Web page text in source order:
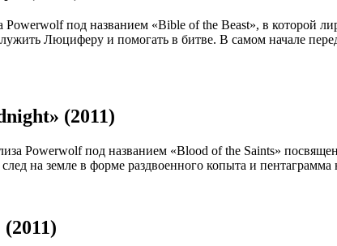
Powerwolf под названием «Bible of the Beast», в которой
Люциферу и помогать в битве. В самом начале
(2011)
Powerwolf под названием «Blood of the Saints»
на земле в форме раздвоенного копыта и